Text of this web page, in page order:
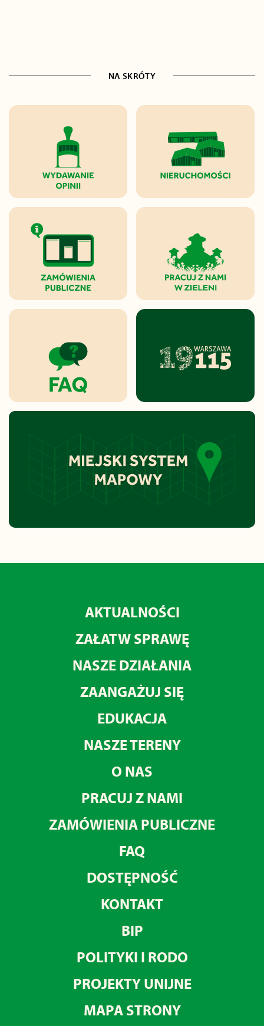
NA SKRÓTY
AKTUALNOŚCI
ZAŁATW SPRAWĘ
NASZE DZIAŁANIA
ZAANGAŻUJ SIĘ
EDUKACJA
NASZE TERENY
O NAS
PRACUJ Z NAMI
ZAMÓWIENIA PUBLICZNE
FAQ
DOSTĘPNOŚĆ
KONTAKT
BIP
POLITYKI I RODO
PROJEKTY UNIJNE
MAPA STRONY